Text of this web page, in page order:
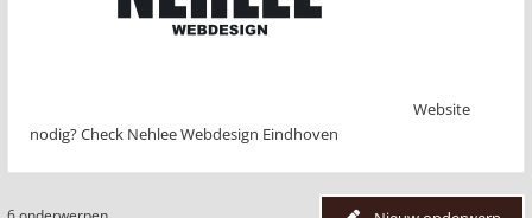
Website
nodig? Check Nehlee Webdesign Eindhoven